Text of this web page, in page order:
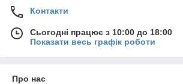
Контакти
Сьогодні працює з 10:00 до 18:00
Показати весь графік роботи
Про нас